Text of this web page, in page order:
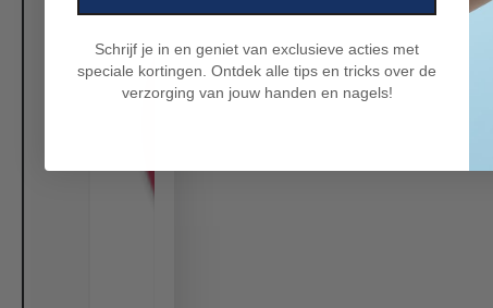
Schrijf je in en geniet van exclusieve acties met
speciale kortingen. Ontdek alle tips en tricks over de
verzorging van jouw handen en nagels!